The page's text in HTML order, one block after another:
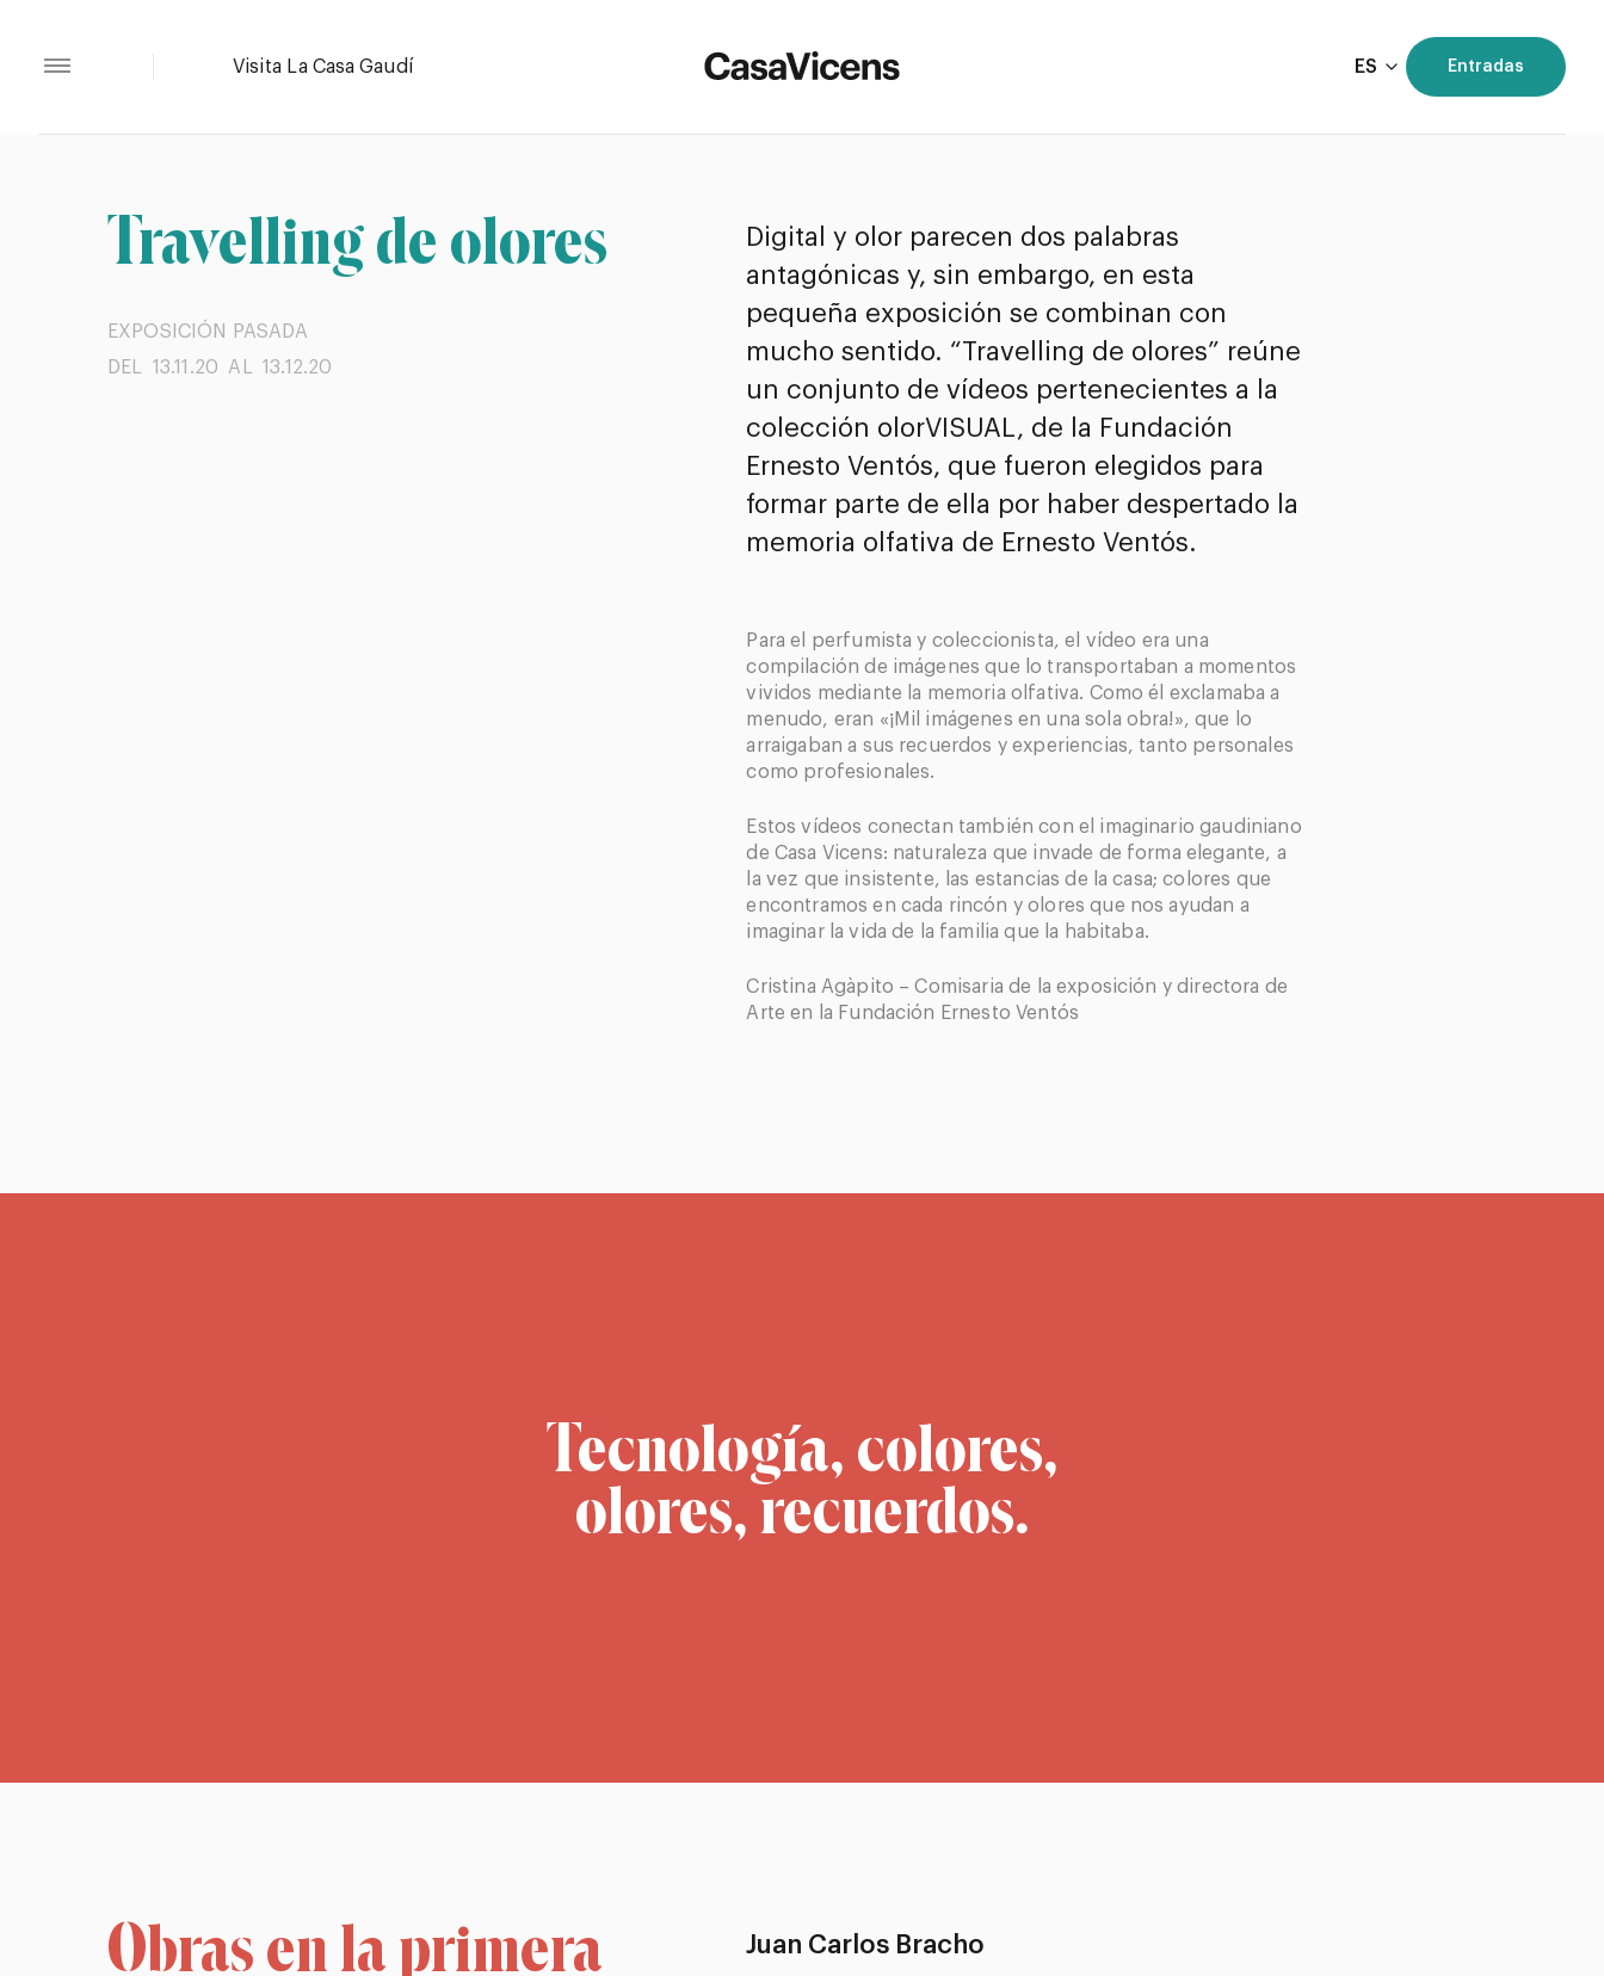
ES Entradas
Travelling de olores
EXPOSICIÓN PASADA
DEL 13.11.20
AL 13.12.20
Digital y olor parecen dos palabras
antagónicas y, sin embargo, en esta
pequeña exposición se combinan con
mucho sentido. “Travelling de olores” reúne
un conjunto de vídeos pertenecientes a la
colección olorVISUAL, de la Fundación
Ernesto Ventós, que fueron elegidos para
formar parte de ella por haber despertado la
memoria olfativa de Ernesto Ventós.
Para el perfumista y coleccionista, el vídeo era una
compilación de imágenes que lo transportaban a momentos
vividos mediante la memoria olfativa. Como él exclamaba a
menudo, eran «¡Mil imágenes en una sola obra!», que lo
arraigaban a sus recuerdos y experiencias, tanto personales
como profesionales.
Estos vídeos conectan también con el imaginario gaudiniano
de Casa Vicens: naturaleza que invade de forma elegante, a
la vez que insistente, las estancias de la casa; colores que
encontramos en cada rincón y olores que nos ayudan a
imaginar la vida de la familia que la habitaba.
Cristina Agàpito – Comisaria de la exposición y directora de
Arte en la Fundación Ernesto Ventós
Tecnología, colores,
olores, recuerdos.
Obras en la primera Juan Carlos Bracho